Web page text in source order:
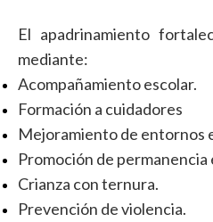
El apadrinamiento
mediante:
Acompañamiento escolar.
Formación a cuidadores
Mejoramiento de entornos
Promoción de permanencia
Crianza con ternura.
Prevención de violencia.